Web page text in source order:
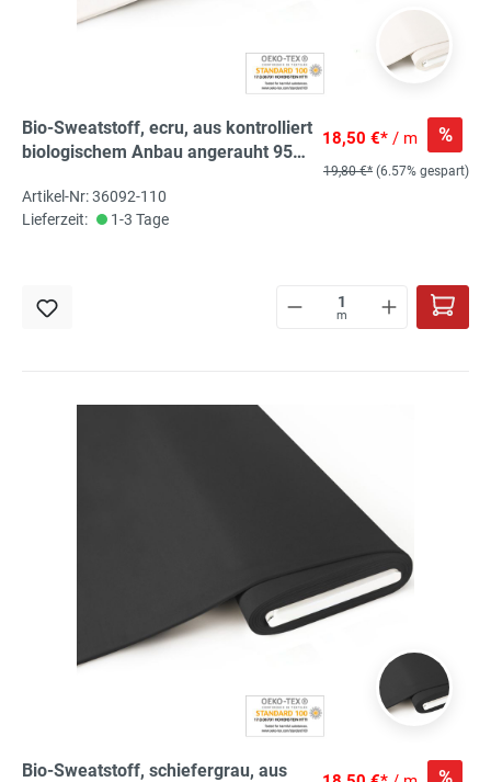
Bio-Sweatstoff, ecru, aus kontrolliert
biologischem Anbau angerauht 95%
18,50 €* / m %
19,80 €* (6.57% gespart)
Artikel-Nr: 36092-110
Lieferzeit:
1-3 Tage
m
Bio-Sweatstoff, schiefergrau, aus %